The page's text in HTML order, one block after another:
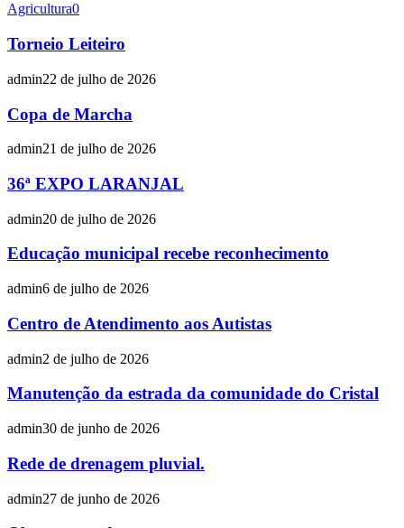
Agricultura0
Torneio Leiteiro
admin22 de julho de 2026
Copa de Marcha
admin21 de julho de 2026
36ª EXPO LARANJAL
admin20 de julho de 2026
Educação municipal recebe reconhecimento
admin6 de julho de 2026
Centro de Atendimento aos Autistas
admin2 de julho de 2026
Manutenção da estrada da comunidade do Cristal
admin30 de junho de 2026
Rede de drenagem pluvial.
admin27 de junho de 2026